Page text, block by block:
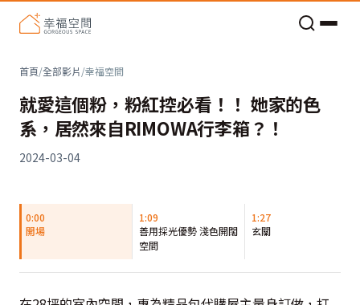
首頁/全部影片/幸福空間
就愛這個粉，粉紅控必看！！ 她家的色
系，居然來自RIMOWA行李箱？！
2024-03-04
0:00
開場
1:09
善用採光優勢 淺色開闊
空間
1:27
玄關